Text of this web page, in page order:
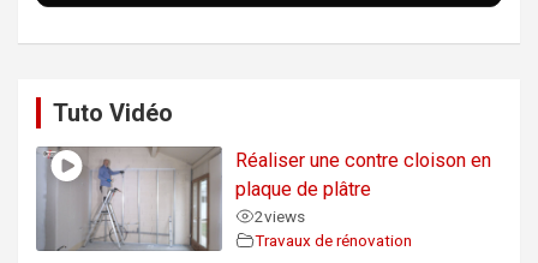
Tuto Vidéo
Réaliser une contre cloison en
plaque de plâtre
2views
Travaux de rénovation